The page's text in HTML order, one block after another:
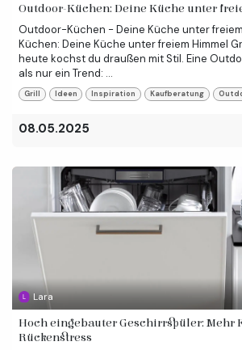
Outdoor-Küchen: Deine Küche unter
Outdoor-Küchen - Deine Küche unter
Küchen: Deine Küche unter freiem Himmel
heute kochst du draußen mit Stil. Eine
als nur ein Trend: ...
Grill Ideen Inspiration Kaufberatung
08.05.2025
Lara
Hoch eingebauter Geschirrspüler: Mehr
Rückenstress